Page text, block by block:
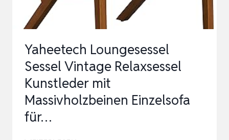
Yaheetech Loungesessel
Sessel Vintage Relaxsessel
Kunstleder mit
Massivholzbeinen Einzelsofa
für…